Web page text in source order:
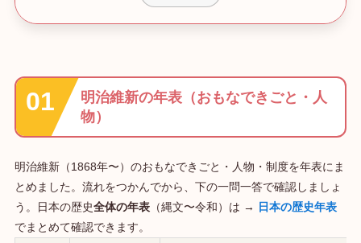
明治維新の年表（おもなできごと・人
物）
明治維新（1868年〜）のおもなできごと・人物・制度を年表にま
とめました。流れをつかんでから、下の一問一答で確認しましょ
う。日本の歴史全体の年表（縄文〜令和）は →
日本の歴史年表
でまとめて確認できます。